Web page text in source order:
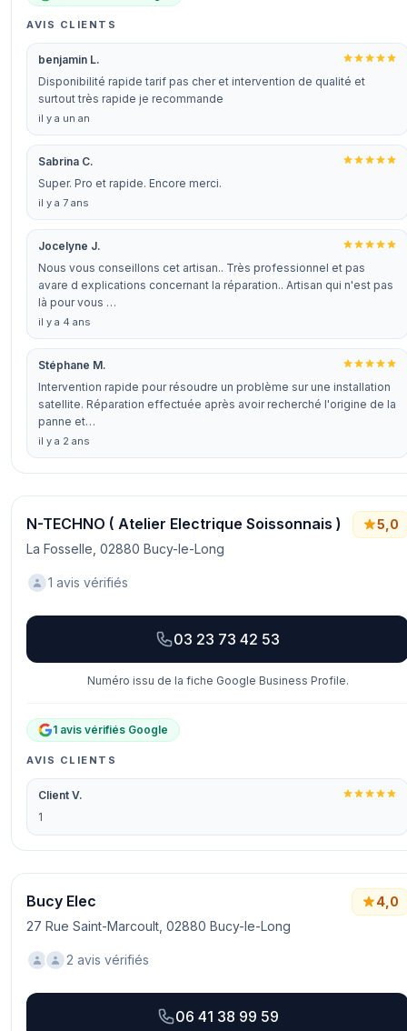
AVIS CLIENTS
benjamin L.
Disponibilité rapide tarif pas cher et intervention de qualité et
surtout très rapide je recommande
il y a un an
Sabrina C.
Super. Pro et rapide. Encore merci.
il y a 7 ans
Jocelyne J.
Nous vous conseillons cet artisan.. Très professionnel et pas
avare d explications concernant la réparation.. Artisan qui n'est pas
là pour vous …
il y a 4 ans
Stéphane M.
Intervention rapide pour résoudre un problème sur une installation
satellite. Réparation effectuée après avoir recherché l'origine de la
panne et…
il y a 2 ans
N-TECHNO ( Atelier Electrique Soissonnais )
La Fosselle, 02880 Bucy-le-Long
5,0
1 avis vérifiés
03 23 73 42 53
Numéro issu de la fiche Google Business Profile.
1 avis vérifiés Google
AVIS CLIENTS
Client V.
1
Bucy Elec
27 Rue Saint-Marcoult, 02880 Bucy-le-Long
4,0
2 avis vérifiés
06 41 38 99 59